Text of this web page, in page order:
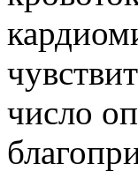
число